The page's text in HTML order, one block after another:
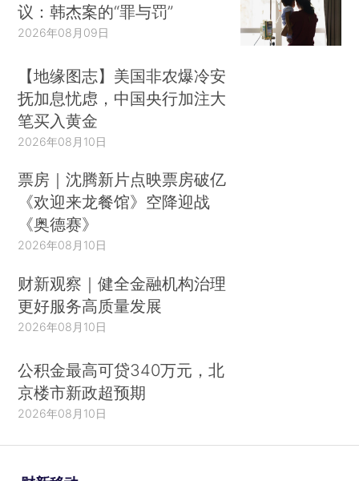
议：韩杰案的“罪与罚”
2026年08月09日
【地缘图志】美国非农爆冷安
抚加息忧虑，中国央行加注大
笔买入黄金
2026年08月10日
票房｜沈腾新片点映票房破亿
《欢迎来龙餐馆》空降迎战
《奥德赛》
2026年08月10日
财新观察｜健全金融机构治理
更好服务高质量发展
2026年08月10日
公积金最高可贷340万元，北
京楼市新政超预期
2026年08月10日